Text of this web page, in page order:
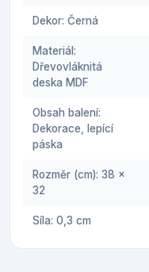
Dekor: Černá
Materiál:
Dřevovláknitá
deska MDF
Obsah balení:
Dekorace, lepící
páska
Rozměr (cm): 38 x
32
Síla: 0,3 cm